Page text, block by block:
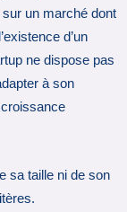
un marché dont
d’un
ne dispose pas
à son
sa taille ni de son